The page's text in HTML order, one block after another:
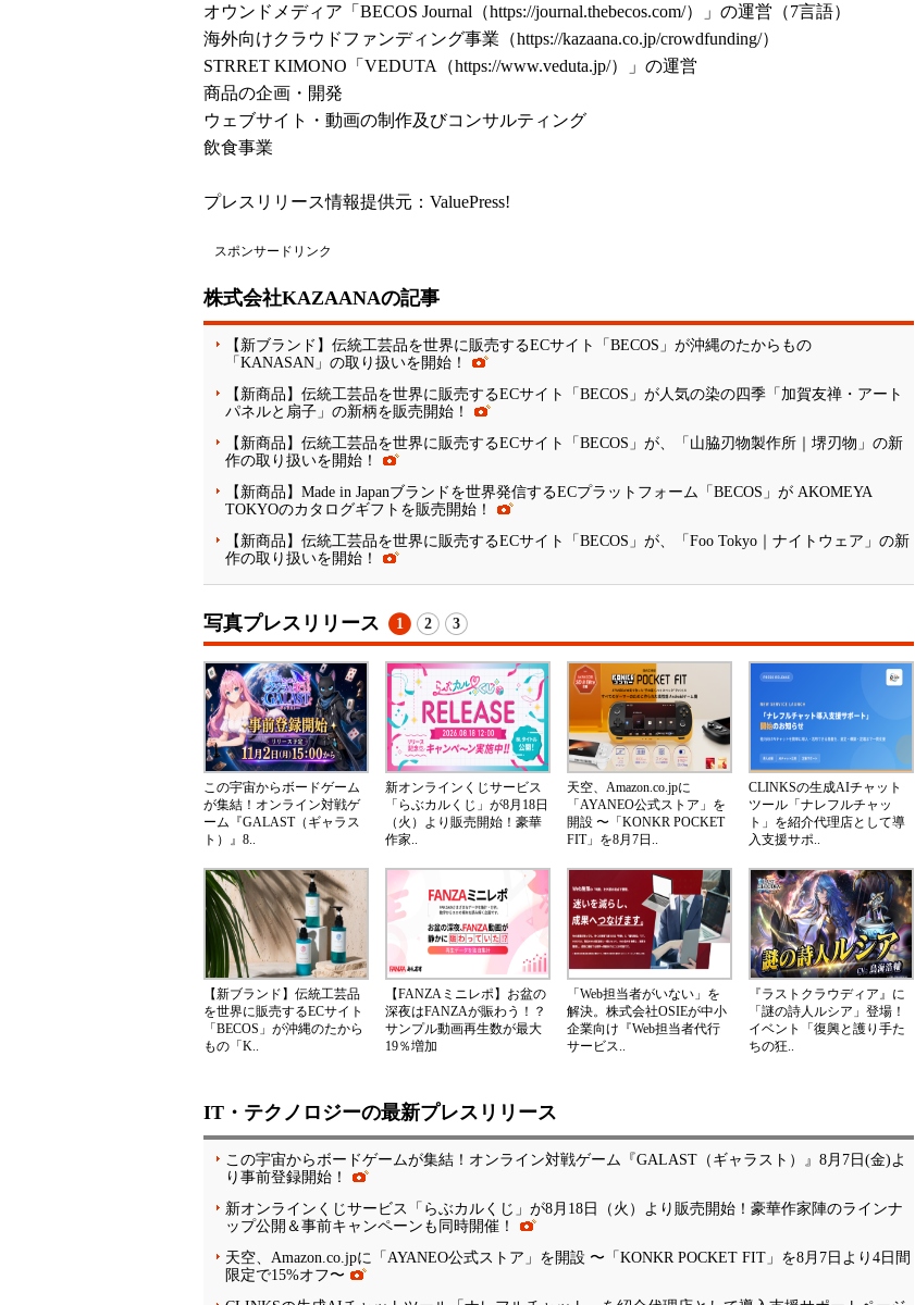
オウンドメディア「BECOS Journal（https://journal.thebecos.com/）」の運営（7言語）
海外向けクラウドファンディング事業（https://kazaana.co.jp/crowdfunding/）
STRRET KIMONO「VEDUTA（https://www.veduta.jp/）」の運営
商品の企画・開発
ウェブサイト・動画の制作及びコンサルティング
飲食事業
プレスリリース情報提供元： ValuePress!
スポンサードリンク
株式会社KAZAANAの記事
【新ブランド】伝統工芸品を世界に販売するECサイト「BECOS」が沖縄のたからもの
「KANASAN」の取り扱いを開始！
【新商品】伝統工芸品を世界に販売するECサイト「BECOS」が人気の染の四季「加賀友禅・アート
パネルと扇子」の新柄を販売開始！
【新商品】伝統工芸品を世界に販売するECサイト「BECOS」が、「山脇刃物製作所｜堺刃物」の新
作の取り扱いを開始！
【新商品】Made in Japanブランドを世界発信するECプラットフォーム「BECOS」が AKOMEYA
TOKYOのカタログギフトを販売開始！
【新商品】伝統工芸品を世界に販売するECサイト「BECOS」が、「Foo Tokyo｜ナイトウェア」の新
作の取り扱いを開始！
写真プレスリリース 1 2 3
この宇宙からボードゲーム
が集結！オンライン対戦ゲ
ーム『GALAST（ギャラス
ト）』8..
新オンラインくじサービス
「らぶカルくじ」が8月18日
（火）より販売開始！豪華
作家..
天空、Amazon.co.jpに
「AYANEO公式ストア」を
開設 〜「KONKR POCKET
FIT」を8月7日..
CLINKSの生成AIチャット
ツール「ナレフルチャッ
ト」を紹介代理店として導
入支援サポ..
【新ブランド】伝統工芸品
を世界に販売するECサイト
「BECOS」が沖縄のたから
もの「K..
【FANZAミニレポ】お盆の
深夜はFANZAが賑わう！？
サンプル動画再生数が最大
19％増加
「Web担当者がいない」を
解決。株式会社OSIEが中小
企業向け『Web担当者代行
サービス..
『ラストクラウディア』に
「謎の詩人ルシア」登場！
イベント「復興と護り手た
ちの狂..
IT・テクノロジーの最新プレスリリース
この宇宙からボードゲームが集結！オンライン対戦ゲーム『GALAST（ギャラスト）』8月7日(金)よ
り事前登録開始！
新オンラインくじサービス「らぶカルくじ」が8月18日（火）より販売開始！豪華作家陣のラインナ
ップ公開＆事前キャンペーンも同時開催！
天空、Amazon.co.jpに「AYANEO公式ストア」を開設 〜「KONKR POCKET FIT」を8月7日より4日間
限定で15%オフ〜